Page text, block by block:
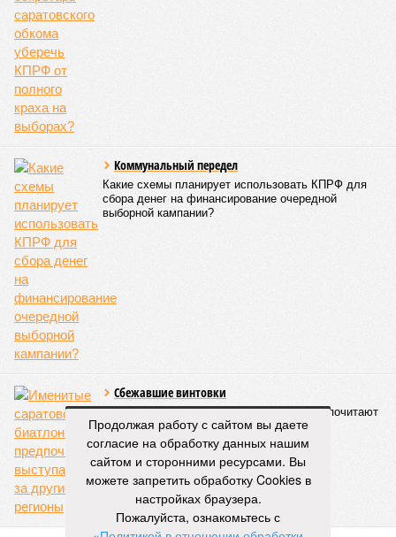
приближающемся завершении пасхального периода и
выразил надежду, что тепло будет не только в окружающей
природе, но и в душах собравшихся людей.
«Хочу поблагодарить всех родителей,
преподавателей, наставников, самих учащихся,
которые свои выходные дни тратят на то, чтобы
прийти в храм, чтобы продолжать внеклассную
отдыхают, а эти ребята идут в церковь на
богослужение, занимаются музыкой и другим
творчеством», – заявил митрополит Игнатий.
В рамках концертной программы со сцены прозвучали
стихи русских поэтов:
Ахматовой
Романова.
благотворительный концерт «Вера, надежда, любовь» (фото: saratov-
Что касается вокальных выступлений, их открыл
задостойник Пасхи Валаамского распева, подготовленный
юными вокалистами Образовательного центра. Также для
собравшихся прозвучали композиции «Над небом
голубым», «За рекой», «Все зависит от Бога», «Далекий
дом», «Главное на свете – это наши дети» и другие песни.
В финальной части мероприятия все участники дружно
исполнили песню «Мир дому твоему»
Оскара Фельцмана.
Продолжая работу с сайтом вы даете
согласие на обработку данных нашим
сайтом и сторонними ресурсами. Вы
можете запретить обработку Cookies в
настройках браузера.
Пожалуйста, ознакомьтесь с